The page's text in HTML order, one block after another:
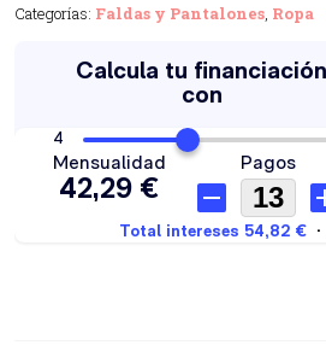
Categorías: Faldas y Pantalones, Ropa